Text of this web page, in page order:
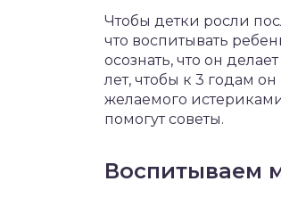
Чтобы детки росли
что воспитывать
осознать, что он
лет, чтобы к 3 годам
желаемого
помогут советы.
Воспитываем